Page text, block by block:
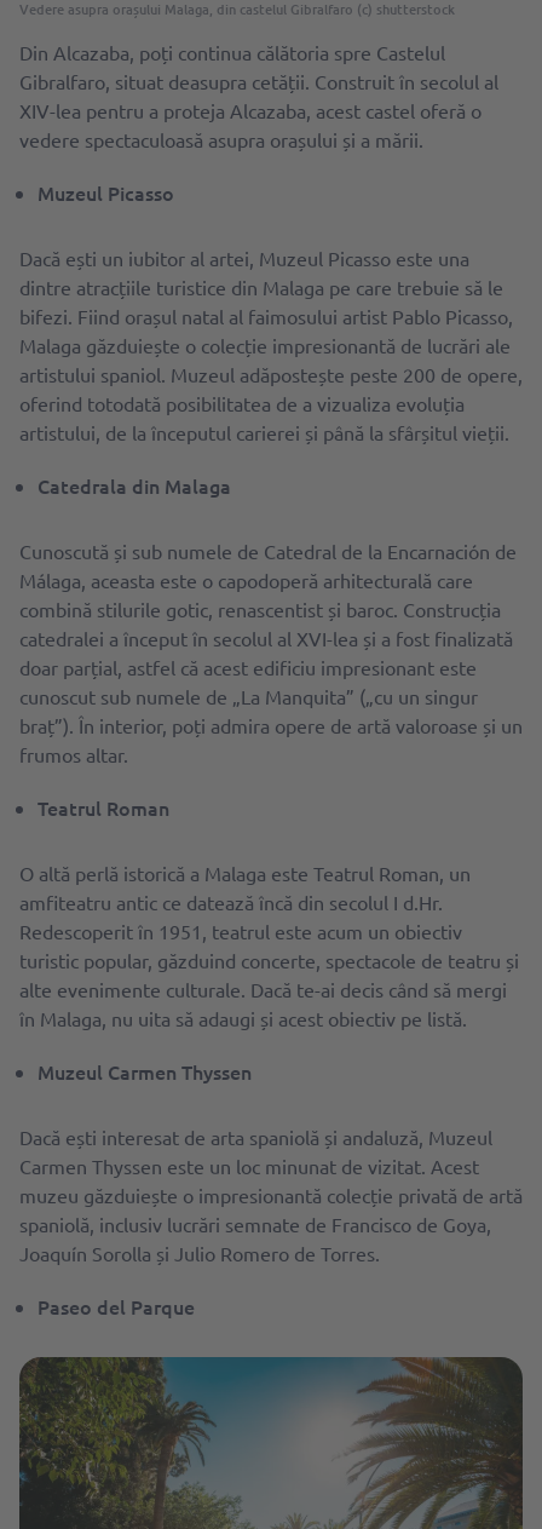
Vedere asupra orașului Malaga, din castelul Gibralfaro (c) shutterstock
Din Alcazaba, poți continua călătoria spre Castelul
Gibralfaro, situat deasupra cetății. Construit în secolul al
XIV-lea pentru a proteja Alcazaba, acest castel oferă o
vedere spectaculoasă asupra orașului și a mării.
Muzeul Picasso
Dacă ești un iubitor al artei, Muzeul Picasso este una
dintre atracțiile turistice din Malaga pe care trebuie să le
bifezi. Fiind orașul natal al faimosului artist Pablo Picasso,
Malaga găzduiește o colecție impresionantă de lucrări ale
artistului spaniol. Muzeul adăpostește peste 200 de opere,
oferind totodată posibilitatea de a vizualiza evoluția
artistului, de la începutul carierei și până la sfârșitul vieții.
Catedrala din Malaga
Cunoscută și sub numele de Catedral de la Encarnación de
Málaga, aceasta este o capodoperă arhitecturală care
combină stilurile gotic, renascentist și baroc. Construcția
catedralei a început în secolul al XVI-lea și a fost finalizată
doar parțial, astfel că acest edificiu impresionant este
cunoscut sub numele de „La Manquita” („cu un singur
braț”). În interior, poți admira opere de artă valoroase și un
frumos altar.
Teatrul Roman
O altă perlă istorică a Malaga este Teatrul Roman, un
amfiteatru antic ce datează încă din secolul I d.Hr.
Redescoperit în 1951, teatrul este acum un obiectiv
turistic popular, găzduind concerte, spectacole de teatru și
alte evenimente culturale. Dacă te-ai decis când să mergi
în Malaga, nu uita să adaugi și acest obiectiv pe listă.
Muzeul Carmen Thyssen
Dacă ești interesat de arta spaniolă și andaluză, Muzeul
Carmen Thyssen este un loc minunat de vizitat. Acest
muzeu găzduiește o impresionantă colecție privată de artă
spaniolă, inclusiv lucrări semnate de Francisco de Goya,
Joaquín Sorolla și Julio Romero de Torres.
Paseo del Parque